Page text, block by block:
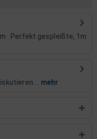
Perfekt gespleißte, 1m
mehr